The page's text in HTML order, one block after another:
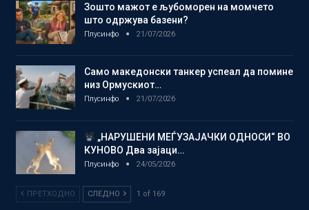
Зошто мажот е љубоморен на момчето
што одржува базени?
Плусинфо 21/07/2026
Само македонски танкер успеал да помине
низ Ормускиот…
Плусинфо 21/07/2026
„НАРУШЕНИ МЕЃУЗАЈАЧКИ ОДНОСИ“ ВО
КУНОВО Два зајаци…
Плусинфо 24/05/2026
ПРЕТХОДНО СЛЕДНО 1 of 169